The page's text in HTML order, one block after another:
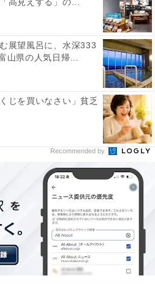
す」として、正しい換気を行
介しています。
換気する
きが最も負荷がかかるため、
のがおすすめだそう。また、
ところにある窓を開けると、
込む量が減らせるため、暖房
節電にもつながるということ
めに。冬は「1時間に2.5分を
屋の広さなど、条件によって
に5～10分ほどを2回」が目安
展望風呂に、水深333
山県の人気日帰...
じを買いなさい」貧乏
Recommended by